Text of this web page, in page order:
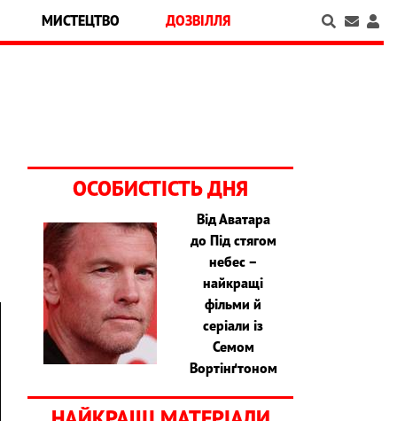
МИСТЕЦТВО ДОЗВІЛЛЯ
ОСОБИСТІСТЬ ДНЯ
Від Аватара
до Під стягом
небес –
найкращі
фільми й
серіали із
Семом
Вортінґтоном